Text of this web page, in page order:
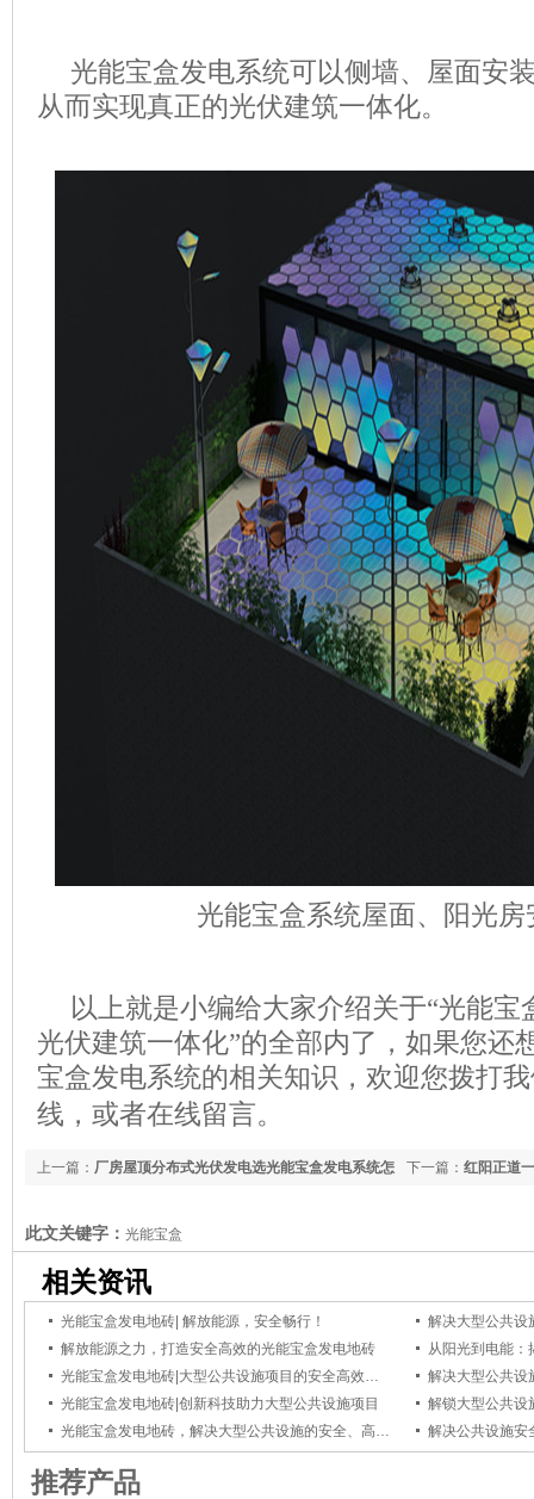
光能宝盒发电系统可以侧墙、屋面安
从而实现真正的光伏建筑一体化。
光能宝盒系统屋面、阳光
以上就是小编给大家介绍关于“光能宝
光伏建筑一体化”的全部内了，如果您还
宝盒发电系统的相关知识，欢迎您拨打
线，或者在线留言。
下一篇： 红阳正道
上一篇： 厂房屋顶分布式光伏发电选光能宝盒发电系统怎
此文关键字： 光能宝盒
相关资讯
光能宝盒发电地砖| 解放能源，安全畅行！
解放能源之力，打造安全高效的光能宝盒发电地砖
光能宝盒发电地砖|大型公共设施项目的安全高效发电新选择
光能宝盒发电地砖|创新科技助力大型公共设施项目
光能宝盒发电地砖，解决大型公共设施的安全、高效发电和美观需求
解决公共设施安
推荐产品